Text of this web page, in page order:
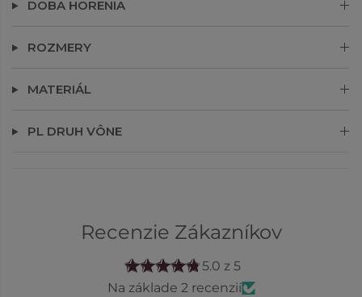
DOBA HORENIA
ROZMERY
MATERIÁL
PL DRUH VÔNE
Recenzie Zákazníkov
5.0 z 5
Na základe 2 recenzií